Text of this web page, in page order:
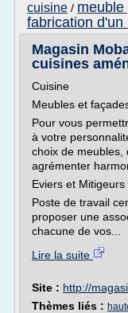
cuisine /
fabrication
Magasin
cuisines
Cuisine
Meubles et
Pour vous
à votre
choix de meubles,
agrémenter
Eviers et Mitigeurs
Poste de travail
proposer une
chacune de vos...
Lire la suite
Site : http://
Thèmes liés :